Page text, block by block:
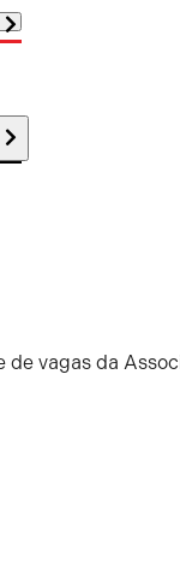
de vagas da